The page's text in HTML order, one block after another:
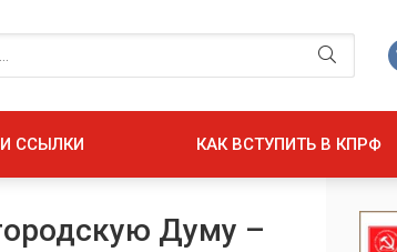
ССЫЛКИ КАК ВСТУПИТЬ В КПРФ
Думу –